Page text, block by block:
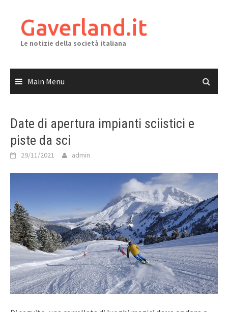
contentGaverland.it
Le notizie della società italiana
Main Menu
Date di apertura impianti sciistici e
piste da sci
29/11/2021 admin